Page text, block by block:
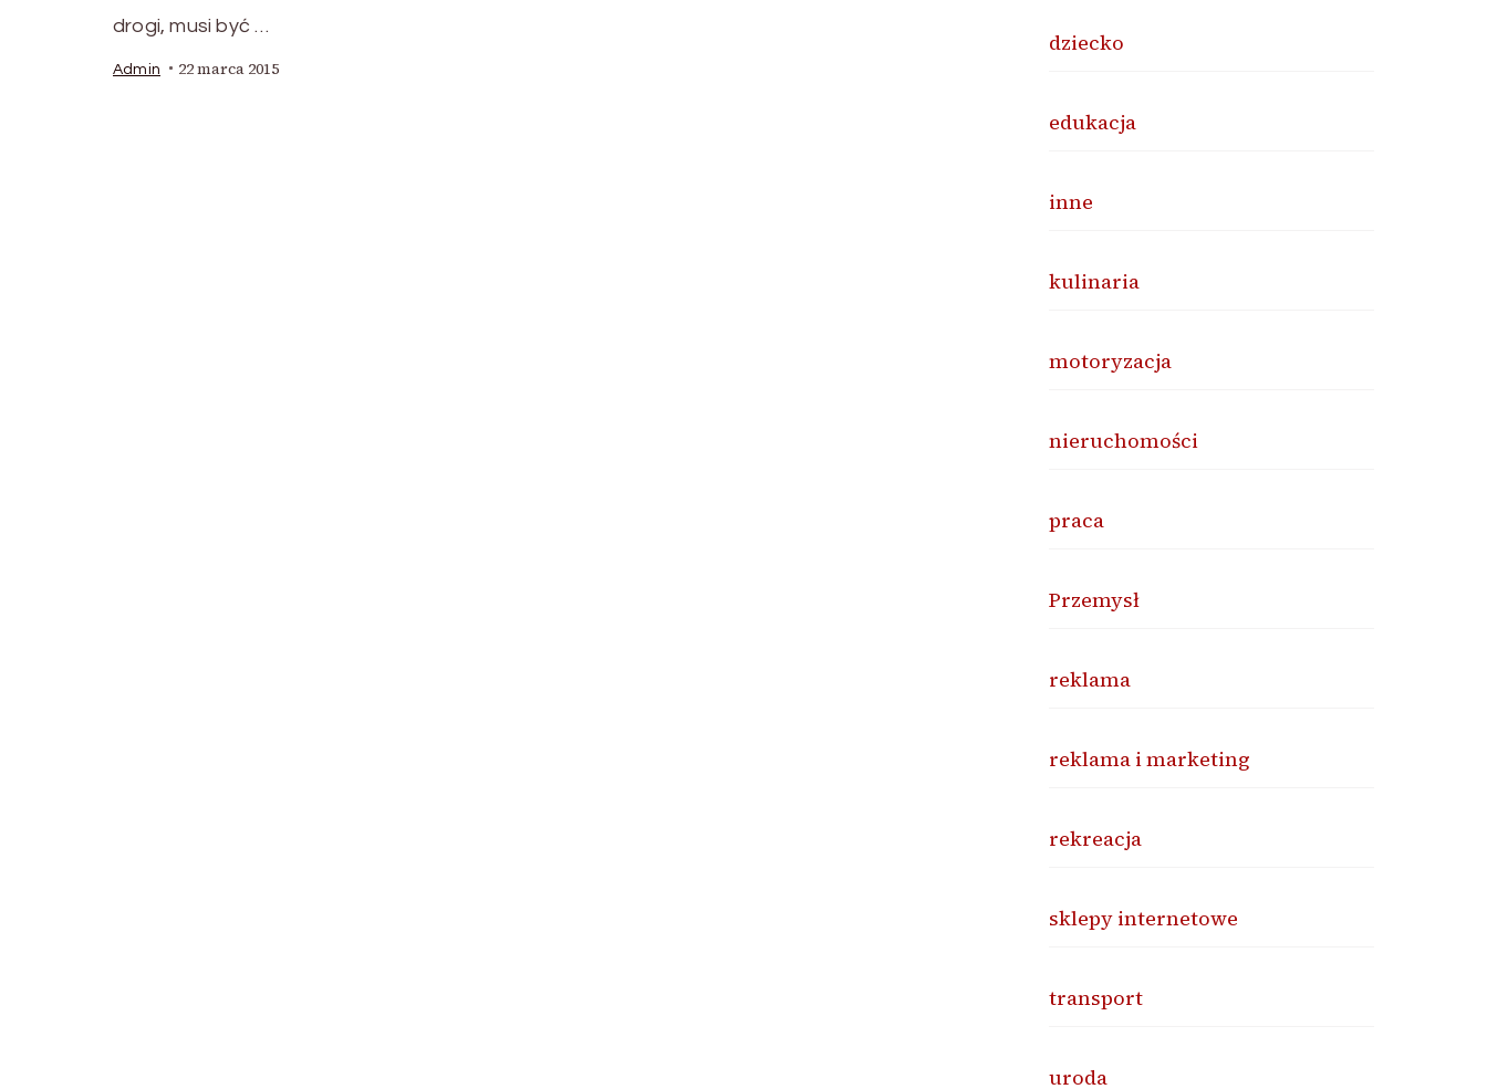
drogi, musi być …
Admin 22 marca 2015
dziecko
edukacja
inne
kulinaria
motoryzacja
nieruchomości
praca
Przemysł
reklama
reklama i marketing
rekreacja
sklepy internetowe
transport
uroda